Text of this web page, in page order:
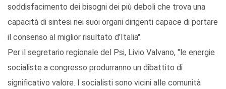
soddisfacimento dei bisogni dei più deboli che trova una
capacità di sintesi nei suoi organi dirigenti capace di portare
il consenso al miglior risultato d'Italia".
Per il segretario regionale del Psi, Livio Valvano, "le energie
socialiste a congresso produrranno un dibattito di
significativo valore. I socialisti sono vicini alle comunità